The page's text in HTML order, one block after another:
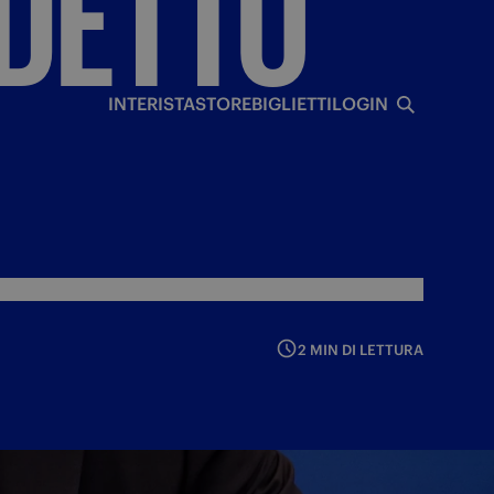
INTERISTASTOREBIGLIETTILOGIN
2 MIN DI LETTURA